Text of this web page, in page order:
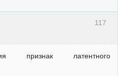
117
признак латентного